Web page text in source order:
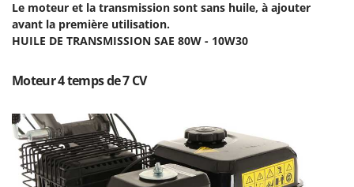
Motofaucheuses
Motopompes pour irrigation
Moulins à farine
N
Nettoyeurs et Balais à vapeur
Nettoyeurs haute pression
Ferrari Group
Ferroni
FIAC
Fimar
FINI
Fiorentini
Le moteur et la transmission sont sans huile, à ajouter
avant la première utilisation.
HUILE DE TRANSMISSION SAE 80W - 10W30
Moteur 4 temps de 7 CV